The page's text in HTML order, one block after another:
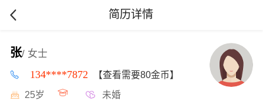
简历详情
张/ 女士
134****7872 【查看需要80金币】
25岁 未婚